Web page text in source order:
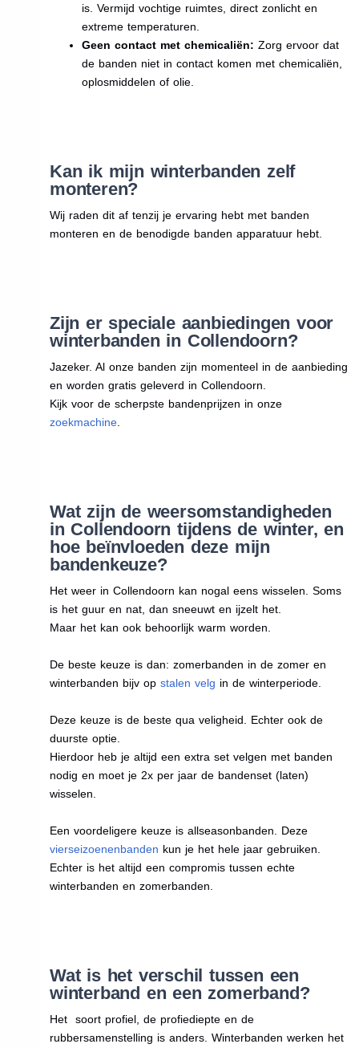
is. Vermijd vochtige ruimtes, direct zonlicht en
extreme temperaturen.
Geen contact met chemicaliën: Zorg ervoor dat
de banden niet in contact komen met chemicaliën,
oplosmiddelen of olie.
Kan ik mijn winterbanden zelf
monteren?
Wij raden dit af tenzij je ervaring hebt met banden
monteren en de benodigde banden apparatuur hebt.
Zijn er speciale aanbiedingen voor
winterbanden in Collendoorn?
Jazeker. Al onze banden zijn momenteel in de aanbieding
en worden gratis geleverd in Collendoorn.
Kijk voor de scherpste bandenprijzen in onze
zoekmachine.
Wat zijn de weersomstandigheden
in Collendoorn tijdens de winter, en
hoe beïnvloeden deze mijn
bandenkeuze?
Het weer in Collendoorn kan nogal eens wisselen. Soms
is het guur en nat, dan sneeuwt en ijzelt het.
Maar het kan ook behoorlijk warm worden.
De beste keuze is dan: zomerbanden in de zomer en
winterbanden bijv op stalen velg in de winterperiode.
Deze keuze is de beste qua veligheid. Echter ook de
duurste optie.
Hierdoor heb je altijd een extra set velgen met banden
nodig en moet je 2x per jaar de bandenset (laten)
wisselen.
Een voordeligere keuze is allseasonbanden. Deze
vierseizoenenbanden kun je het hele jaar gebruiken.
Echter is het altijd een compromis tussen echte
winterbanden en zomerbanden.
Wat is het verschil tussen een
winterband en een zomerband?
Het soort profiel, de profiediepte en de
rubbersamenstelling is anders. Winterbanden werken het